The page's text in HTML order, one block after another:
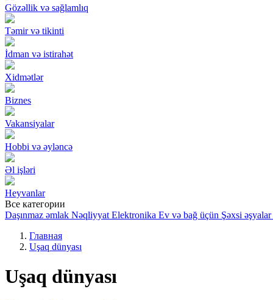
Gözəllik və sağlamlıq
Təmir və tikinti
İdman və istirahət
Xidmətlər
Biznes
Vakansiyalar
Hobbi və əyləncə
Əl işləri
Heyvanlar
Все категории
Daşınmaz əmlak Nəqliyyat Elektronika Ev və bağ üçün Şəxsi əşyalar
Главная
Uşaq dünyası
Uşaq dünyası